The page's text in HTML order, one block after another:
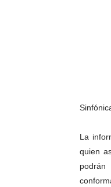
La
quien
podrán